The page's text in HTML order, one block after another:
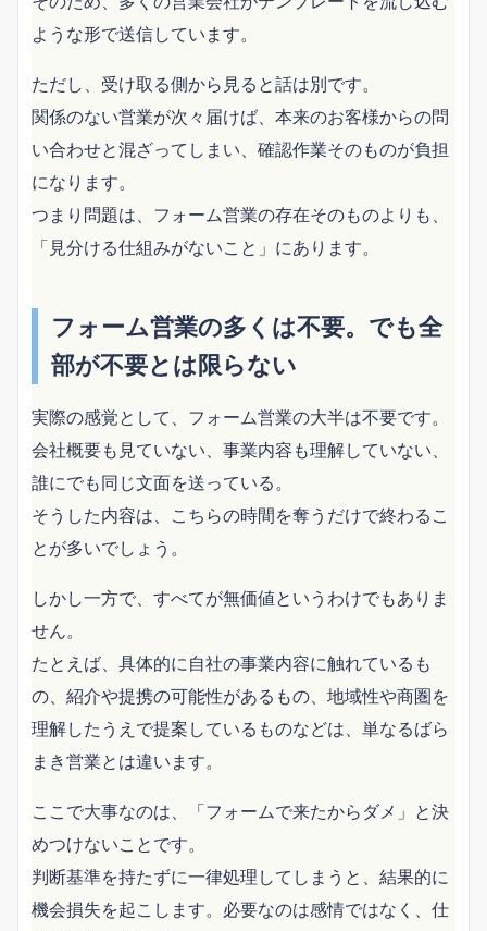
ような形で送信しています。
ただし、受け取る側から見ると話は別です。
関係のない営業が次々届けば、本来のお客様からの問
い合わせと混ざってしまい、確認作業そのものが負担
になります。
つまり問題は、フォーム営業の存在そのものよりも、
「見分ける仕組みがないこと」にあります。
フォーム営業の多くは不要。でも全
部が不要とは限らない
実際の感覚として、フォーム営業の大半は不要です。
会社概要も見ていない、事業内容も理解していない、
誰にでも同じ文面を送っている。
そうした内容は、こちらの時間を奪うだけで終わるこ
とが多いでしょう。
しかし一方で、すべてが無価値というわけでもありま
せん。
たとえば、具体的に自社の事業内容に触れているも
の、紹介や提携の可能性があるもの、地域性や商圏を
理解したうえで提案しているものなどは、単なるばら
まき営業とは違います。
ここで大事なのは、「フォームで来たからダメ」と決
めつけないことです。
判断基準を持たずに一律処理してしまうと、結果的に
機会損失を起こします。必要なのは感情ではなく、仕